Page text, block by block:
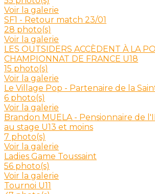
Voir la galerie
SF1 - Retour match 23/01
28 photo(s)
Voir la galerie
LES OUTSIDERS ACCÈDENT À LA
CHAMPIONNAT DE FRANCE U18
15 photo(s)
Voir la galerie
Le Village Pop - Partenaire de la
6 photo(s)
Voir la galerie
Brandon MUELA - Pensionnaire de
au stage U13 et moins
7 photo(s)
Voir la galerie
Ladies Game Toussaint
56 photo(s)
Voir la galerie
Tournoi U11